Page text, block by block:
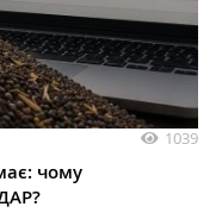
1039
чому